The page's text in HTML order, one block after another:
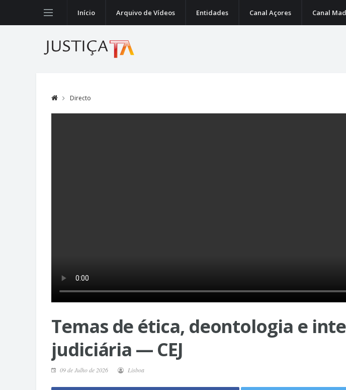
Início Arquivo de Vídeos Entidades Canal Açores Canal
Directo
Temas de ética, deontologia e
judiciária — CEJ
09 de Julho de 2026 Lisboa